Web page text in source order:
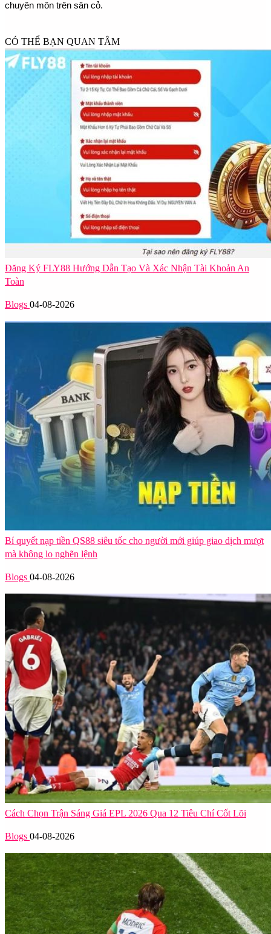
chuyên môn trên sân cỏ.
CÓ THỂ BẠN QUAN TÂM
Đăng Ký FLY88 Hướng Dẫn Tạo Và Xác Nhận Tài Khoản An
Toàn
Blogs 04-08-2026
Bí quyết nạp tiền QS88 siêu tốc cho người mới giúp giao dịch mượt
mà không lo nghẽn lệnh
Blogs 04-08-2026
Cách Chọn Trận Sáng Giá EPL 2026 Qua 12 Tiêu Chí Cốt Lõi
Blogs 04-08-2026